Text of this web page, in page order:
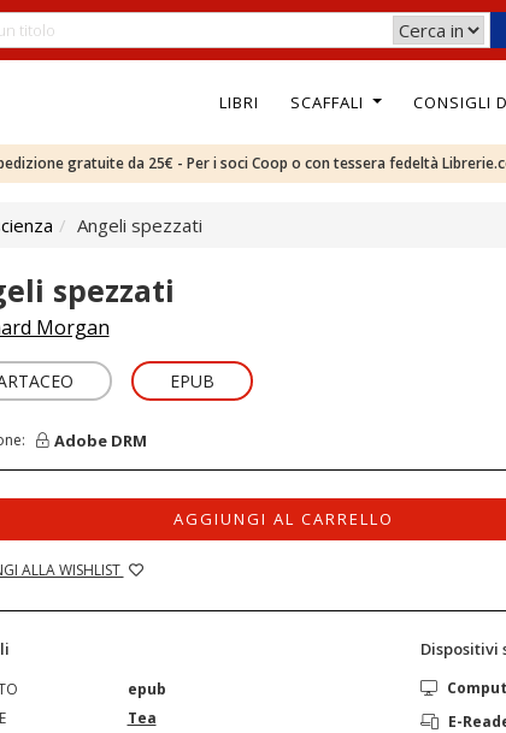
LIBRI SCAFFALI CONSIGLI
gratuite da 25€ - Per i soci Coop o con tessera fedeltà
Angeli spezzati
spezzati
Morgan
EPUB
Adobe DRM
AGGIUNGI AL CARRELLO
ALLA WISHLIST
epub
Tea
Dispositivi
E-